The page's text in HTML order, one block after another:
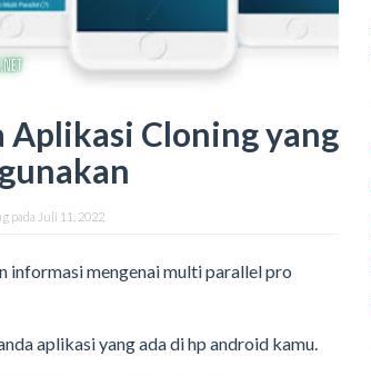
Aplikasi Cloning yang
pada Juli 11, 2022
informasi mengenai multi parallel pro
aplikasi yang ada di hp android kamu.